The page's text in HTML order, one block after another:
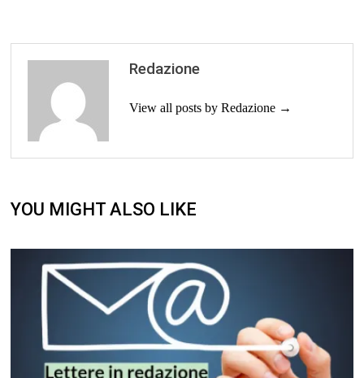
Redazione
View all posts by Redazione →
YOU MIGHT ALSO LIKE